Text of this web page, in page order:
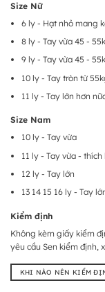
Size Nữ
6 ly - Hạt nhỏ mang
8 ly - Tay vừa 45 -
9 ly - Tay vừa 45 -
10 ly - Tay tròn từ
11 ly - Tay lớn hơn
Size Nam
10 ly - Tay vừa
11 ly - Tay vừa - thích
12 ly - Tay lớn
13 14 15 16 ly - Tay
Kiểm định
Không kèm giấy kiểm
yêu cầu Sen kiểm định,
KHI NÀO NÊN KIỂM